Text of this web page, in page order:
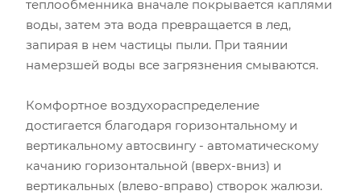
теплообменника вначале покрывается каплями
воды, затем эта вода превращается в лед,
запирая в нем частицы пыли. При таянии
намерзшей воды все загрязнения смываются.
Комфортное воздухораспределение
достигается благодаря горизонтальному и
вертикальному автосвингу - автоматическому
качанию горизонтальной (вверх-вниз) и
вертикальных (влево-вправо) створок жалюзи.